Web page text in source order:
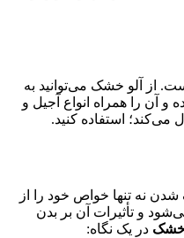
از آلو خشک می‌توانید به
آن را همراه انواع آجیل و
استفاده کنید.
نه تنها خواص خود را از
و تأثیرات آن بر بدن
خشک در یک نگاه: